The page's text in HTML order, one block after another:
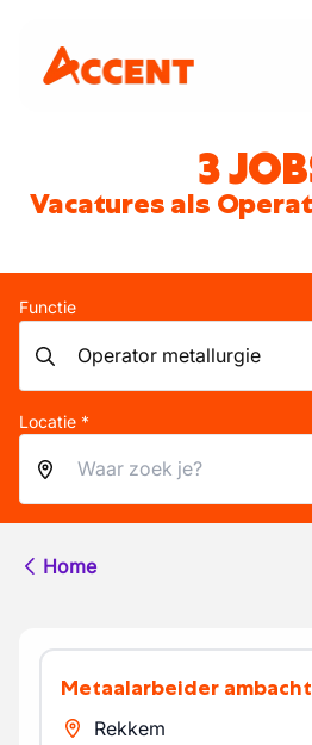
3
Vacatures als
Functie
Locatie *
Home
Metaalarbeider
Rekkem